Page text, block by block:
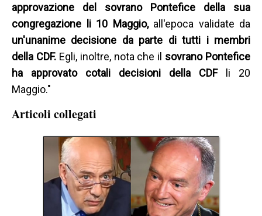
approvazione del sovrano Pontefice della sua
congregazione li 10 Maggio,all'epoca validate da
un'unanime decisione da parte di tutti i membri
della CDF.Egli, inoltre, nota che il sovrano Pontefice
ha approvato cotali decisioni della CDFli 20
Maggio."
Articoli collegati